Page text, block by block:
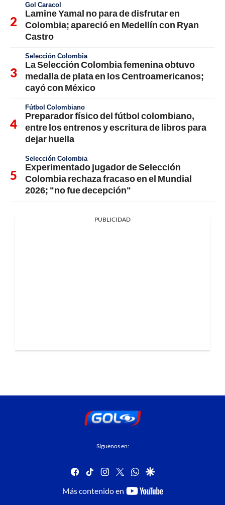
Gol Caracol
Lamine Yamal no para de disfrutar en
Colombia; apareció en Medellín con Ryan
Castro
Selección Colombia
La Selección Colombia femenina obtuvo
medalla de plata en los Centroamericanos;
cayó con México
Fútbol Colombiano
Preparador físico del fútbol colombiano,
entre los entrenos y escritura de libros para
dejar huella
Selección Colombia
Experimentado jugador de Selección
Colombia rechaza fracaso en el Mundial
2026; "no fue decepción"
PUBLICIDAD
Síguenos en:
facebook
tiktok instagram
twitterwhatsapp
google
Más contenido en
youtube-